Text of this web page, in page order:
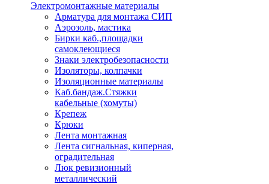
Электромонтажные материалы
Арматура для монтажа СИП
Аэрозоль, мастика
Бирки каб.,площадки
самоклеющиеся
Знаки электробезопасности
Изоляторы, колпачки
Изоляционные материалы
Каб.бандаж.Стяжки
кабельные (хомуты)
Крепеж
Крюки
Лента монтажная
Лента сигнальная, киперная,
оградительная
Люк ревизионный
металлический